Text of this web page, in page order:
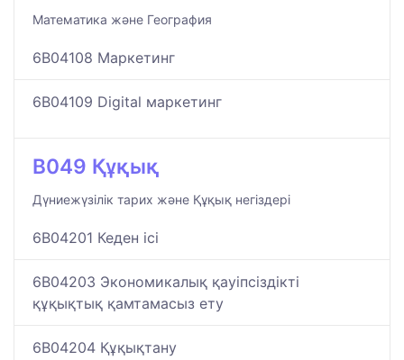
Математика және География
6B04108 Маркетинг
6B04109 Digital маркетинг
B049 Құқық
Дүниежүзілік тарих және Құқық негіздері
6B04201 Кеден ісі
6B04203 Экономикалық қауіпсіздікті
құқықтық қамтамасыз ету
6B04204 Құқықтану